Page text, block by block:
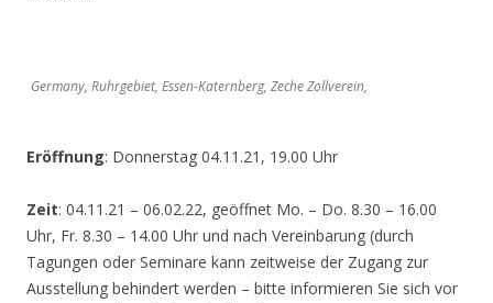
Germany, Ruhrgebiet, Essen-Katernberg, Zeche Zollverein,
Eröffnung: Donnerstag 04.11.21, 19.00 Uhr
Zeit: 04.11.21 – 06.02.22, geöffnet Mo. – Do. 8.30 – 16.00
Uhr, Fr. 8.30 – 14.00 Uhr und nach Vereinbarung (durch
Tagungen oder Seminare kann zeitweise der Zugang zur
Ausstellung behindert werden – bitte informieren Sie sich vor